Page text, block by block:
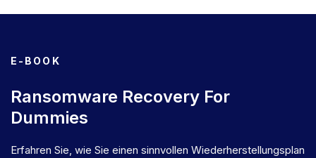
E-BOOK
Ransomware Recovery For
Dummies
Erfahren Sie, wie Sie einen sinnvollen Wiederherstellungsplan